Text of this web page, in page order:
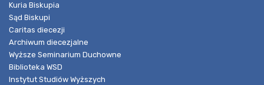
Kuria Biskupia
Sąd Biskupi
Caritas diecezji
Archiwum diecezjalne
Wyższe Seminarium Duchowne
Biblioteka WSD
Instytut Studiów Wyższych